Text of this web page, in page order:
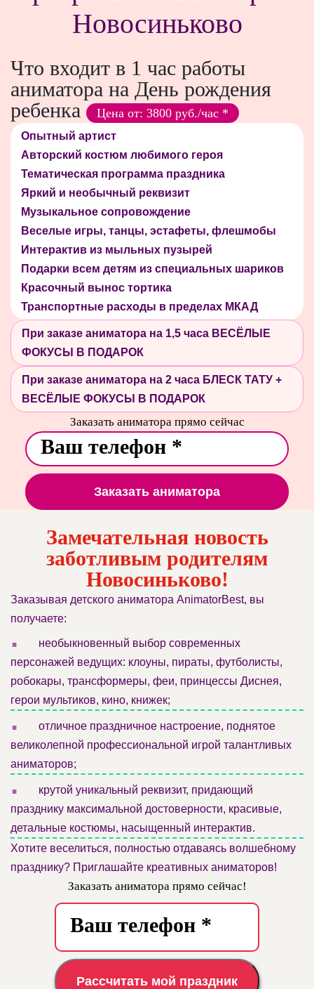
Новосиньково
Что входит в 1 час работы
аниматора на День рождения
ребенка
Цена от: 3800 руб./час *
Опытный артист
Авторский костюм любимого героя
Тематическая программа праздника
Яркий и необычный реквизит
Музыкальное сопровождение
Веселые игры, танцы, эстафеты, флешмобы
Интерактив из мыльных пузырей
Подарки всем детям из специальных шариков
Красочный вынос тортика
Транспортные расходы в пределах МКАД
При заказе аниматора на 1,5 часа ВЕСЁЛЫЕ
ФОКУСЫ В ПОДАРОК
При заказе аниматора на 2 часа БЛЕСК ТАТУ +
ВЕСЁЛЫЕ ФОКУСЫ В ПОДАРОК
Заказать аниматора прямо сейчас
Заказать аниматора
Замечательная новость
заботливым родителям
Новосиньково!
Заказывая детского аниматора AnimatorBest, вы
получаете:
.
необыкновенный выбор современных
персонажей ведущих: клоуны, пираты, футболисты,
робокары, трансформеры, феи, принцессы Диснея,
герои мультиков, кино, книжек;
.
отличное праздничное настроение, поднятое
великолепной профессиональной игрой талантливых
аниматоров;
.
крутой уникальный реквизит, придающий
празднику максимальной достоверности, красивые,
детальные костюмы, насыщенный интерактив.
Хотите веселиться, полностью отдаваясь волшебному
празднику? Приглашайте креативных аниматоров!
Заказать аниматора прямо сейчас!
Рассчитать мой праздник